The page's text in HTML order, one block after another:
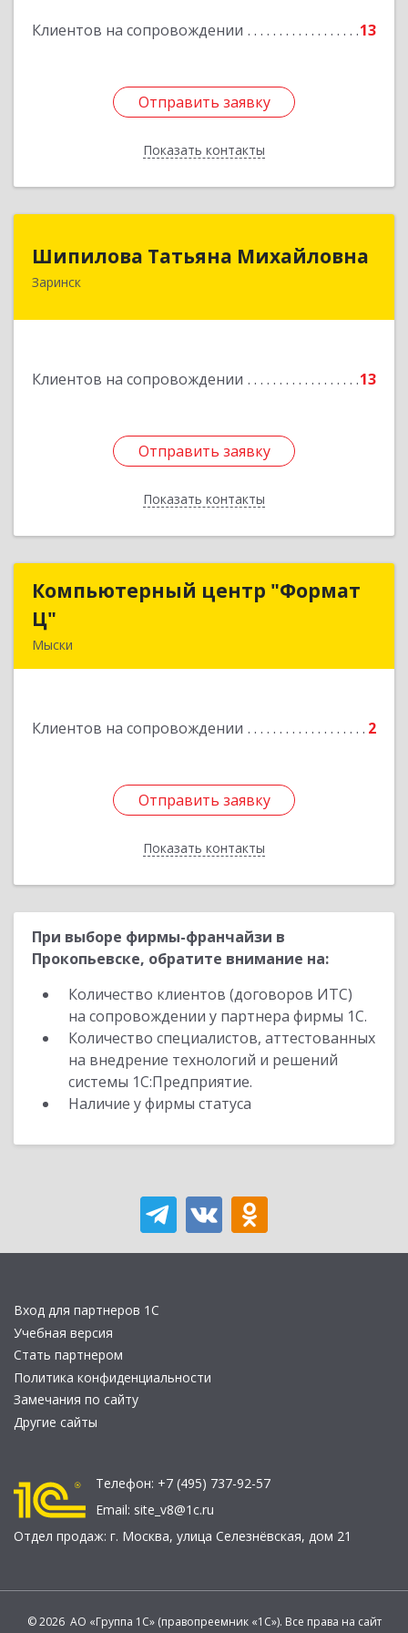
Клиентов на сопровождении 13
Отправить заявку
Показать контакты
Отправить заявку
Назад
Шипилова Татьяна Михайловна
Заринск
Клиентов на сопровождении 13
Отправить заявку
Показать контакты
Шипилова Татьяна Михайловна
Отправить заявку
Назад
Компьютерный центр "Формат
Ц"
Мыски
Клиентов на сопровождении 2
Отправить заявку
Показать контакты
Компьютерный центр "Формат
Подробнее
Отправить заявку
Назад
При выборе фирмы-франчайзи в
Прокопьевске, обратите внимание на:
Количество клиентов (договоров ИТС)
на сопровождении у партнера фирмы 1С.
Количество специалистов, аттестованных
на внедрение технологий и решений
системы 1С:Предприятие.
Наличие у фирмы статуса
Вход для партнеров 1С
Учебная версия
Стать партнером
Политика конфиденциальности
Замечания по сайту
Другие сайты
Телефон: +7 (495) 737-92-57
Email: site_v8@1c.ru
Отдел продаж: г. Москва, улица Селезнёвская, дом 21
© 2026 АО «Группа 1С» (правопреемник «1С»). Все права на сайт